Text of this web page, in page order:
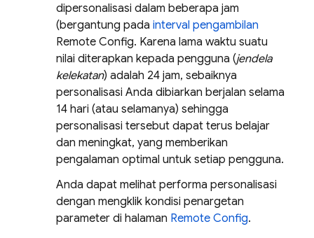
dipersonalisasi dalam beberapa jam
(bergantung pada interval pengambilan
Remote Config. Karena lama waktu suatu
nilai diterapkan kepada pengguna (jendela
kelekatan) adalah 24 jam, sebaiknya
personalisasi Anda dibiarkan berjalan selama
14 hari (atau selamanya) sehingga
personalisasi tersebut dapat terus belajar
dan meningkat, yang memberikan
pengalaman optimal untuk setiap pengguna.
Anda dapat melihat performa personalisasi
dengan mengklik kondisi penargetan
parameter di halaman Remote Config.